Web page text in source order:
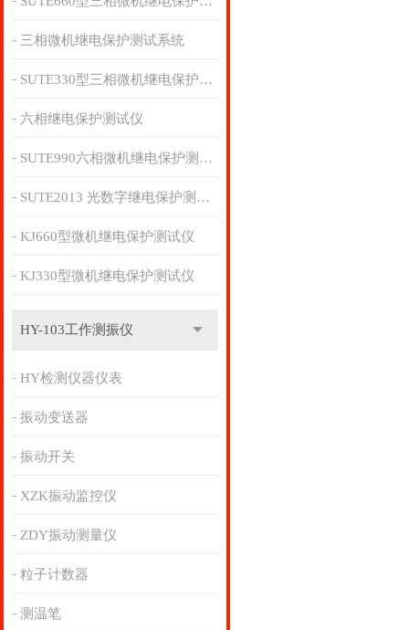
三相微机继电保护测试系统
SUTE330型三相微机继电保护测试仪
六相继电保护测试仪
SUTE990六相微机继电保护测试管理系统
SUTE2013 光数字继电保护测试仪
KJ660型微机继电保护测试仪
KJ330型微机继电保护测试仪
HY-103工作测振仪
HY检测仪器仪表
振动变送器
振动开关
XZK振动监控仪
ZDY振动测量仪
粒子计数器
测温笔